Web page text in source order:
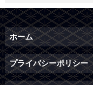
ホーム
プライバシーポリシー